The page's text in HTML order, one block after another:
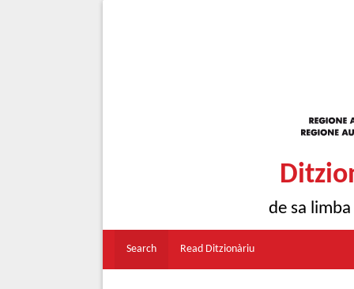
de sa
Search Read Ditzionàriu